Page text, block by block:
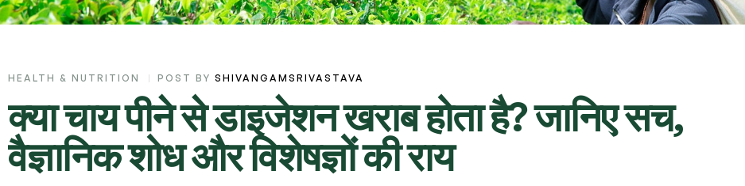
HEALTH & NUTRITION POST BY SHIVANGAMSRIVASTAVA
क्या चाय पीने से डाइजेशन खराब होता है? जानिए सच,
वैज्ञानिक शोध और विशेषज्ञों की राय